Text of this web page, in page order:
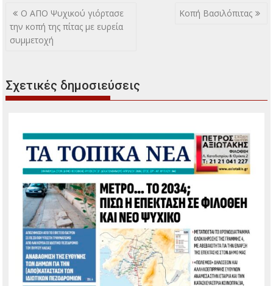
Πλοήγηση
άρθρων
Ο ΑΠΟ Ψυχικού γιόρτασε
την κοπή της πίτας με ευρεία
συμμετοχή
Κοπή Βασιλόπιτας
Σχετικές δημοσιεύσεις